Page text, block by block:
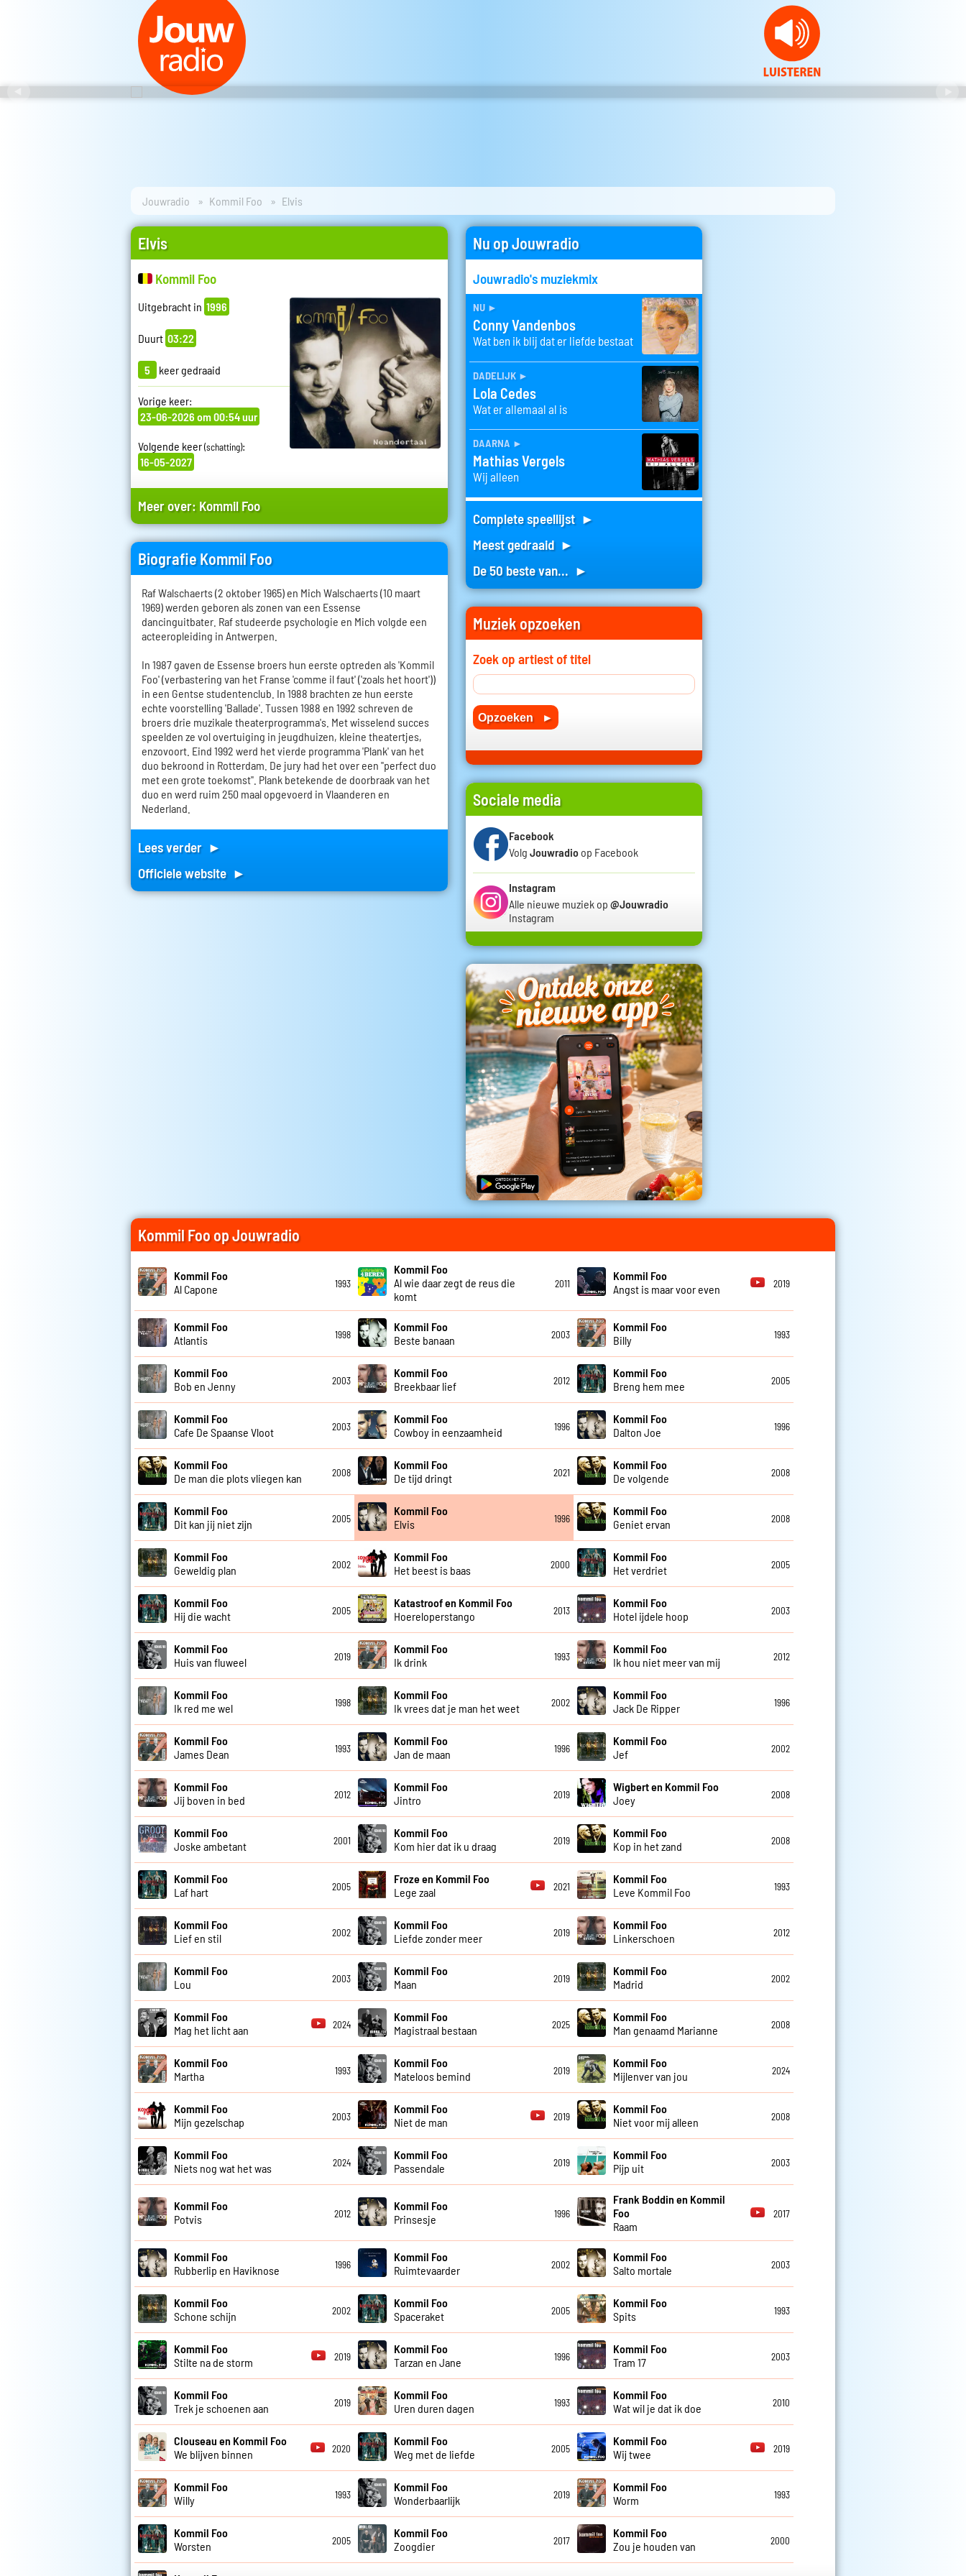
Jouwradio Kommil Foo Elvis
Elvis
Kommil Foo
Uitgebracht in 1996
Duurt 03:22
5 keer gedraaid
Vorige keer:
23-06-2026 om 00:54 uur
Volgende keer(schatting):
16-05-2027
Meer over: Kommil Foo
Biografie Kommil Foo
Raf Walschaerts (2 oktober 1965) en Mich Walschaerts (10 maart
1969) werden geboren als zonen van een Essense
dancinguitbater. Raf studeerde psychologie en Mich volgde een
acteeropleiding in Antwerpen.
In 1987 gaven de Essense broers hun eerste optreden als 'Kommil
Foo' (verbastering van het Franse 'comme il faut' ('zoals het hoort'))
in een Gentse studentenclub. In 1988 brachten ze hun eerste
echte voorstelling 'Ballade'. Tussen 1988 en 1992 schreven de
broers drie muzikale theaterprogramma's. Met wisselend succes
speelden ze vol overtuiging in jeugdhuizen, kleine theatertjes,
enzovoort. Eind 1992 werd het vierde programma 'Plank' van het
duo bekroond in Rotterdam. De jury had het over een "perfect duo
met een grote toekomst". Plank betekende de doorbraak van het
duo en werd ruim 250 maal opgevoerd in Vlaanderen en
Nederland.
Lees verder ►
Officiele website ►
Nu op Jouwradio
Jouwradio's muziekmix
nu ►
Conny Vandenbos
Wat ben ik blij dat er liefde bestaat
dadelijk ►
Lola Cedes
Wat er allemaal al is
daarna ►
Mathias Vergels
Wij alleen
Complete speellijst ►
Meest gedraaid ►
De 50 beste van... ►
Muziek opzoeken
Zoek op artiest of titel
Sociale media
Facebook
Volg Jouwradio op Facebook
Instagram
Alle nieuwe muziek op @Jouwradio
Instagram
Kommil Foo op Jouwradio
Kommil Foo
Al Capone
1993
Kommil Foo
Al wie daar zegt de reus die
komt
2011
Kommil Foo
Angst is maar voor even
2019
Kommil Foo
Atlantis
1998
Kommil Foo
Beste banaan
2003
Kommil Foo
Billy
1993
Kommil Foo
Bob en Jenny
2003
Kommil Foo
Breekbaar lief
2012
Kommil Foo
Breng hem mee
2005
Kommil Foo
Cafe De Spaanse Vloot
2003
Kommil Foo
Cowboy in eenzaamheid
1996
Kommil Foo
Dalton Joe
1996
Kommil Foo
De man die plots vliegen kan
2008
Kommil Foo
De tijd dringt
2021
Kommil Foo
De volgende
2008
Kommil Foo
Dit kan jij niet zijn
2005
Kommil Foo
Elvis
1996
Kommil Foo
Geniet ervan
2008
Kommil Foo
Geweldig plan
2002
Kommil Foo
Het beest is baas
2000
Kommil Foo
Het verdriet
2005
Kommil Foo
Hij die wacht
2005
Katastroof en Kommil Foo
Hoereloperstango
2013
Kommil Foo
Hotel ijdele hoop
2003
Kommil Foo
Huis van fluweel
2019
Kommil Foo
Ik drink
1993
Kommil Foo
Ik hou niet meer van mij
2012
Kommil Foo
Ik red me wel
1998
Kommil Foo
Ik vrees dat je man het weet
2002
Kommil Foo
Jack De Ripper
1996
Kommil Foo
James Dean
1993
Kommil Foo
Jan de maan
1996
Kommil Foo
Jef
2002
Kommil Foo
Jij boven in bed
2012
Kommil Foo
Jintro
2019
Wigbert en Kommil Foo
Joey
2008
Kommil Foo
Joske ambetant
2001
Kommil Foo
Kom hier dat ik u draag
2019
Kommil Foo
Kop in het zand
2008
Kommil Foo
Laf hart
2005
Froze en Kommil Foo
Lege zaal
2021
Kommil Foo
Leve Kommil Foo
1993
Kommil Foo
Lief en stil
2002
Kommil Foo
Liefde zonder meer
2019
Kommil Foo
Linkerschoen
2012
Kommil Foo
Lou
2003
Kommil Foo
Maan
2019
Kommil Foo
Madrid
2002
Kommil Foo
Mag het licht aan
2024
Kommil Foo
Magistraal bestaan
2025
Kommil Foo
Man genaamd Marianne
2008
Kommil Foo
Martha
1993
Kommil Foo
Mateloos bemind
2019
Kommil Foo
Mijlenver van jou
2024
Kommil Foo
Mijn gezelschap
2003
Kommil Foo
Niet de man
2019
Kommil Foo
Niet voor mij alleen
2008
Kommil Foo
Niets nog wat het was
2024
Kommil Foo
Passendale
2019
Kommil Foo
Pijp uit
2003
Kommil Foo
Potvis
2012
Kommil Foo
Prinsesje
1996
Frank Boddin en Kommil
Foo
Raam
2017
Kommil Foo
Rubberlip en Haviknose
1996
Kommil Foo
Ruimtevaarder
2002
Kommil Foo
Salto mortale
2003
Kommil Foo
Schone schijn
2002
Kommil Foo
Spaceraket
2005
Kommil Foo
Spits
1993
Kommil Foo
Stilte na de storm
2019
Kommil Foo
Tarzan en Jane
1996
Kommil Foo
Tram 17
2003
Kommil Foo
Trek je schoenen aan
2019
Kommil Foo
Uren duren dagen
1993
Kommil Foo
Wat wil je dat ik doe
2010
Clouseau en Kommil Foo
We blijven binnen
2020
Kommil Foo
Weg met de liefde
2005
Kommil Foo
Wij twee
2019
Kommil Foo
Willy
1993
Kommil Foo
Wonderbaarlijk
2019
Kommil Foo
Worm
1993
Kommil Foo
Worsten
2005
Kommil Foo
Zoogdier
2017
Kommil Foo
Zou je houden van
2000